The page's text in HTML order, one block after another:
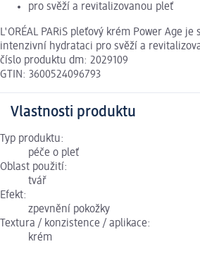
pro svěží a revitalizovanou pleť
L'ORÉAL PARiS pleťový krém Power
intenzivní hydrataci pro svěží a
číslo produktu dm: 2029109
GTIN: 3600524096793
Vlastnosti produktu
Typ produktu:
péče o pleť
Oblast použití:
tvář
Efekt:
zpevnění pokožky
Textura / konzistence / aplikace:
krém